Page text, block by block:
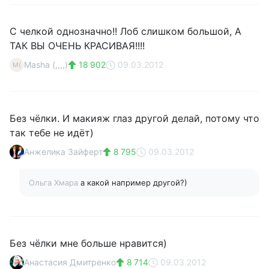
С челкой однозначно!! Лоб слишком большой, А
ТАК ВЫ ОЧЕНЬ КРАСИВАЯ!!!!
M( Masha (,,,,) 18 902 09.03.2012
Без чёлки. И макияж глаз другой делай, потому что
так тебе не идёт)
Анжелика Зайферт 8 795 09.03.2012
Ольга Хмара а какой например другой?)
Без чёлки мне больше нравится)
Анастасия Дмитренко 8 714 09.03.2012